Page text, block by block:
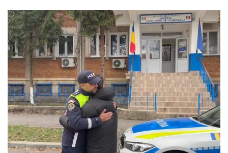
o
k
p g
er
e ă